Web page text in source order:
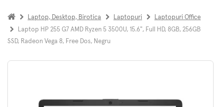
Laptop, Desktop, Birotica Laptopuri
Laptopuri Office
Laptop HP 255 G7 AMD Ryzen 5 3500U, 15.6", Full HD, 8GB, 256GB
SSD, Radeon Vega 8, Free Dos, Negru